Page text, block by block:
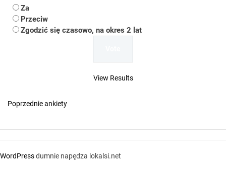
Za
Przeciw
Zgodzić się czasowo, na okres 2 lat
View Results
Poprzednie ankiety
WordPressdumnie napędza lokalsi.net